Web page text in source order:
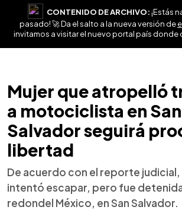
CONTENIDO DE ARCHIVO:¡Estás
pasado! 🚀 Da el salto a la nueva versión de
invitamos a visitar el nuevo portal país donde
Mujer que atropelló
a motociclista en San
Salvador seguirá
libertad
De acuerdo con el reporte judicial,
intentó escapar, pero fue
redondel México, en San Salvador.